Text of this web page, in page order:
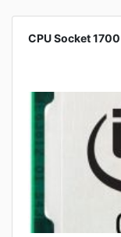
CPU Socket